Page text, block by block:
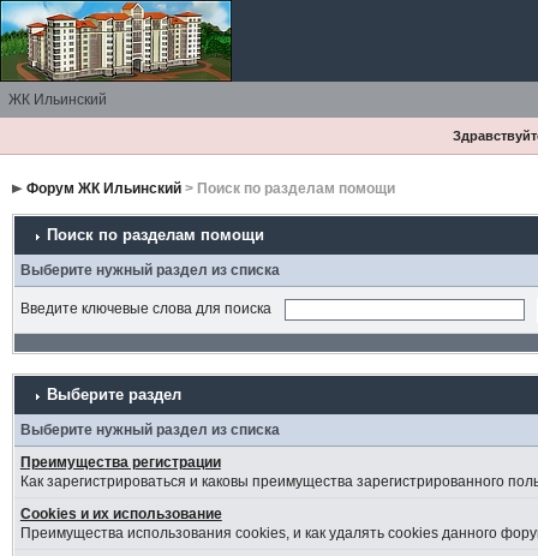
ЖК Ильинский
Форум ЖК Ильинский> Поиск по разделам помощи
Поиск по разделам помощи
Выберите нужный раздел из списка
Введите ключевые слова для поиска
Выберите раздел
Выберите нужный раздел из списка
Преимущества регистрации
Как зарегистрироваться и каковы преимущества зарегистрированного
Cookies и их использование
Преимущества использования cookies, и как удалять cookies данного